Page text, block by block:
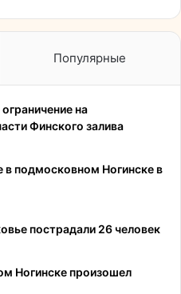
Популярные
на
Финского залива
в подмосковном Ногинске в
пострадали 26 человек
Ногинске произошел